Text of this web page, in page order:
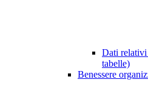
Dati relativi
tabelle)
Benessere